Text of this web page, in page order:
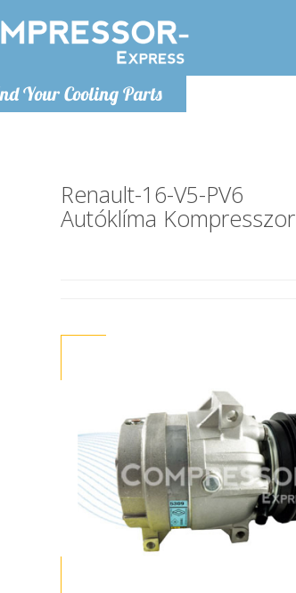
Your Cooling Parts
Hétfő-Péntek 9-17
+36303967994
info@compressor-express.hu
Renault-16-V5-PV6
Autóklíma Kompresszor